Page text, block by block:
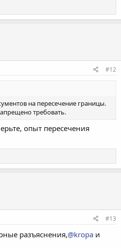
#12
на пересечение границы.
требовать.
опыт пересечения
#13
разъяснения,@kropa и